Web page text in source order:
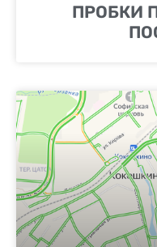
ПРОБКИ